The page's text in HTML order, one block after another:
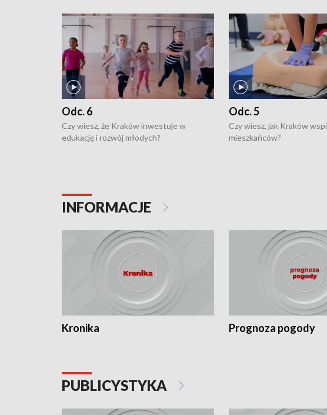
Odc. 6
Czy wiesz, że Kraków inwestuje w
edukację i rozwój młodych?
Odc. 5
Czy wiesz, jak Kraków
mieszkańców?
INFORMACJE
Kronika Prognoza pogody
PUBLICYSTYKA